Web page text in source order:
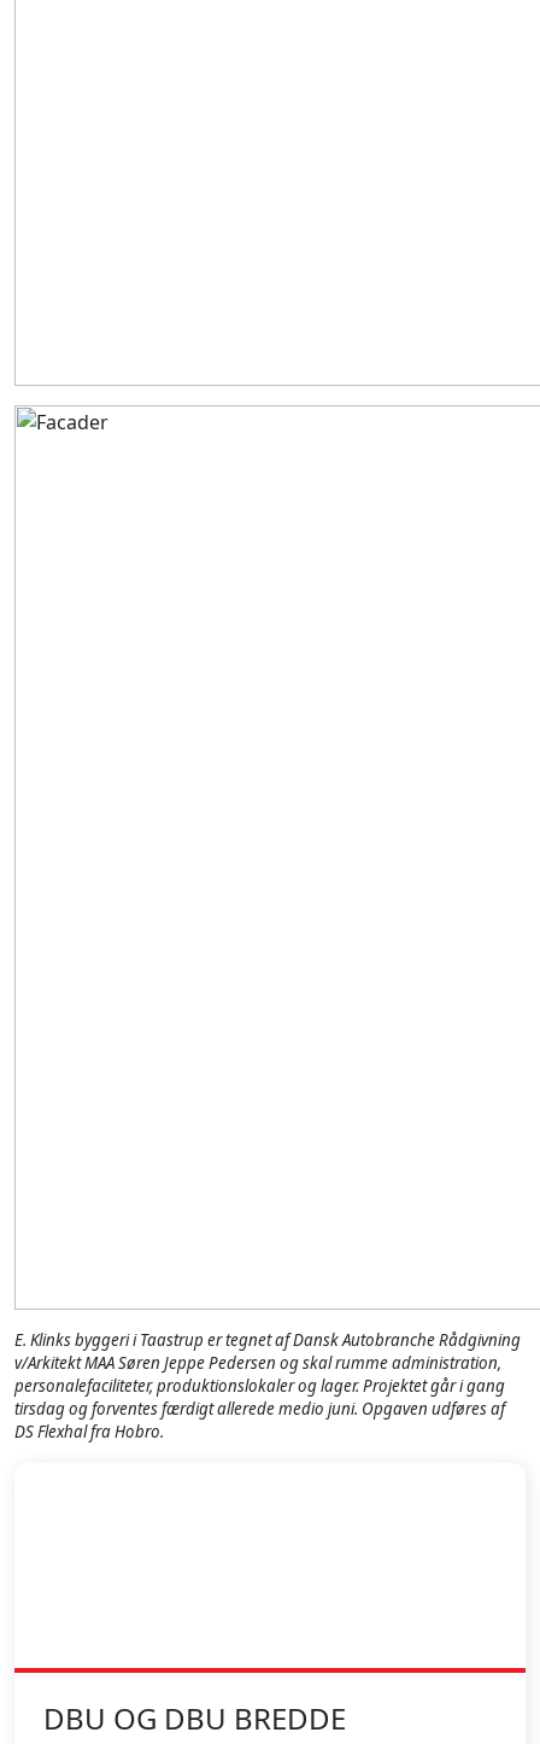
E. Klinks byggeri i Taastrup er tegnet afDansk Autobranche Rådgivning
v/Arkitekt MAA Søren Jeppe Pedersen og skal rumme administration,
personalefaciliteter, produktionslokaler og lager. Projektet går i gang
tirsdag og forventes færdigt allerede medio juni. Opgaven udføres af
DS Flexhal fra Hobro.
DBU OG DBU BREDDE